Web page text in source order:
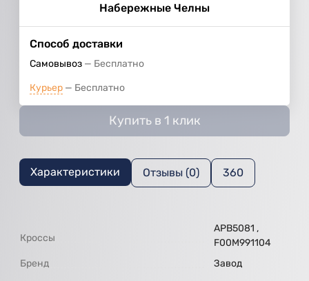
Набережные Челны
Способ доставки
Самовывоз Бесплатно
Курьер Бесплатно
Купить в 1 клик
Характеристики Отзывы (0) 360
Кроссы
APB5081 ,
F00M991104
Бренд
Завод